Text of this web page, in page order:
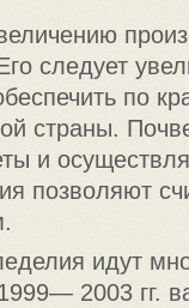
следует
по
страны.
и
позволяют
идут
2003 гг.